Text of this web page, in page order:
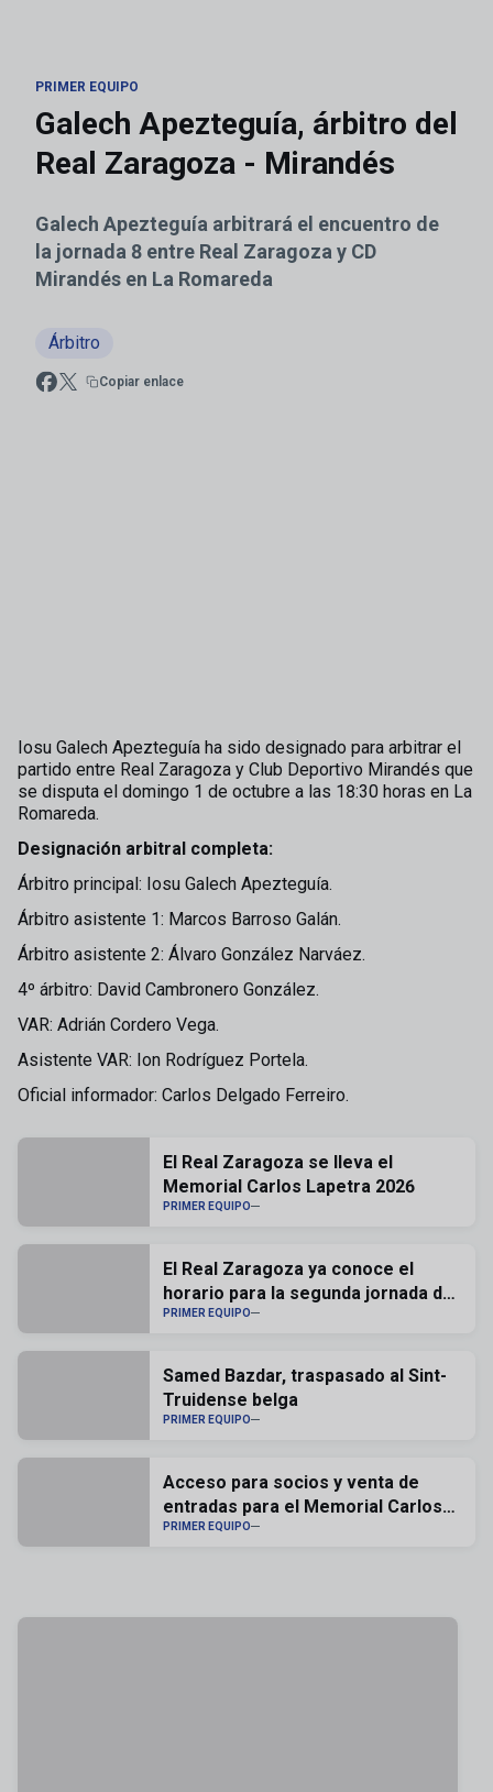
PRIMER EQUIPO
Galech Apezteguía, árbitro del
Real Zaragoza - Mirandés
Galech Apezteguía arbitrará el encuentro de
la jornada 8 entre Real Zaragoza y CD
Mirandés en La Romareda
Árbitro
Copiar enlace
Iosu Galech Apezteguía ha sido designado para arbitrar el
partido entre Real Zaragoza y Club Deportivo Mirandés que
se disputa el domingo 1 de octubre a las 18:30 horas en La
Romareda.
Designación arbitral completa:
Árbitro principal: Iosu Galech Apezteguía.
Árbitro asistente 1: Marcos Barroso Galán.
Árbitro asistente 2: Álvaro González Narváez.
4º árbitro: David Cambronero González.
VAR: Adrián Cordero Vega.
Asistente VAR: Ion Rodríguez Portela.
Oficial informador: Carlos Delgado Ferreiro.
El Real Zaragoza se lleva el
Memorial Carlos Lapetra 2026
PRIMER EQUIPO
El Real Zaragoza ya conoce el
horario para la segunda jornada de
liga
PRIMER EQUIPO
Samed Bazdar, traspasado al Sint-
Truidense belga
PRIMER EQUIPO
Acceso para socios y venta de
entradas para el Memorial Carlos
Lapetra
PRIMER EQUIPO